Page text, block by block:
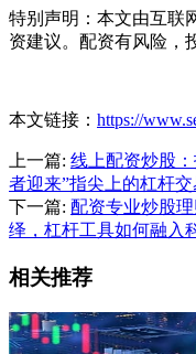
特别声明：本文由互联
资建议。配资有风险，
本文链接： https://
上一篇: 线上配资炒股
者迎来”指尖上的杠杆
下一篇: 配资专业炒股
绎，杠杆工具如何融入
相关推荐